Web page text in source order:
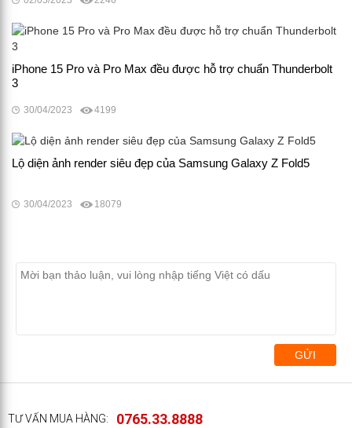
iPhone 15 Pro và Pro Max đều được hỗ trợ chuẩn Thunderbolt
3
30/04/2023 4199
Lộ diện ảnh render siêu đẹp của Samsung Galaxy Z Fold5
30/04/2023 18079
GỬI
TƯ VẤN MUA HÀNG: 0765.33.8888